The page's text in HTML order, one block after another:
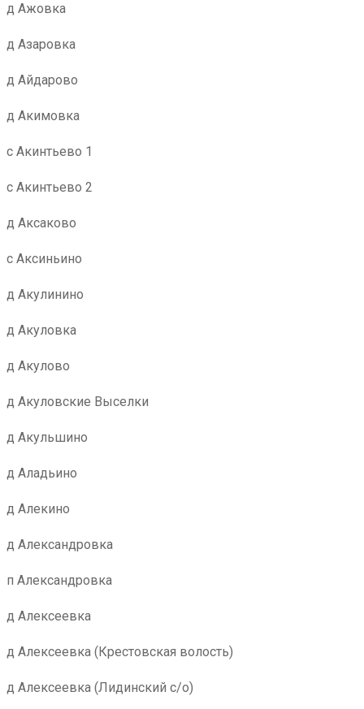
д Ажовка
д Азаровка
д Айдарово
д Акимовка
с Акинтьево 1
с Акинтьево 2
д Аксаково
с Аксиньино
д Акулинино
д Акуловка
д Акулово
д Акуловские Выселки
д Акульшино
д Аладьино
д Алекино
д Александровка
п Александровка
д Алексеевка
д Алексеевка (Крестовская волость)
д Алексеевка (Лидинский с/о)